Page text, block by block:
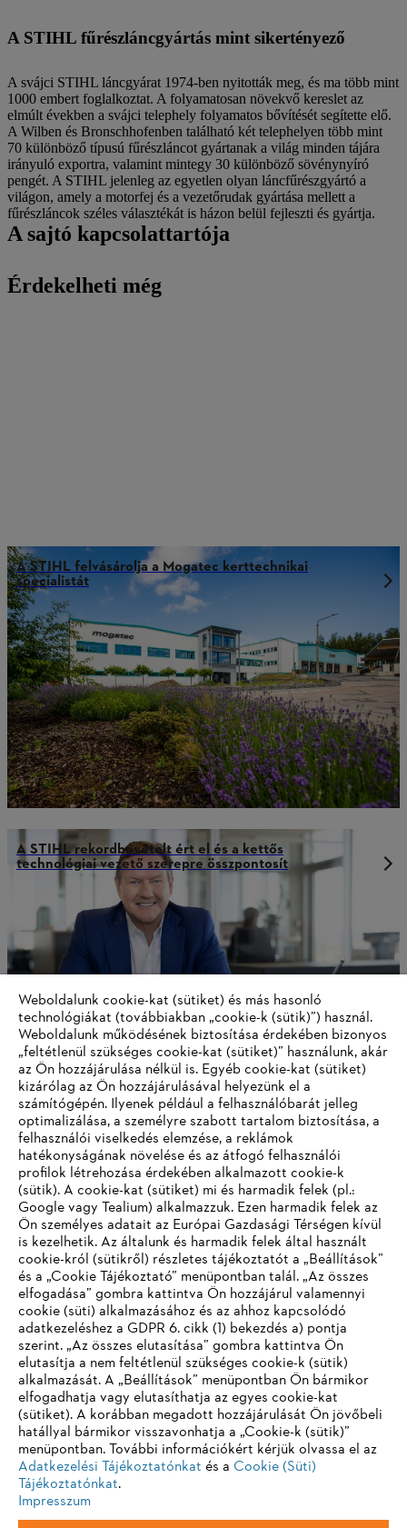
A STIHL fűrészláncgyártás mint sikertényező
A svájci STIHL láncgyárat 1974-ben nyitották meg, és ma több mint
1000 embert foglalkoztat. A folyamatosan növekvő kereslet az
elmúlt években a svájci telephely folyamatos bővítését segítette elő.
A Wilben és Bronschhofenben található két telephelyen több mint
70 különböző típusú fűrészláncot gyártanak a világ minden tájára
irányuló exportra, valamint mintegy 30 különböző sövénynyíró
pengét. A STIHL jelenleg az egyetlen olyan láncfűrészgyártó a
világon, amely a motorfej és a vezetőrudak gyártása mellett a
fűrészláncok széles választékát is házon belül fejleszti és gyártja.
A sajtó kapcsolattartója
Érdekelheti még
A STIHL felvásárolja a Mogatec kerttechnikai
specialistát
A STIHL rekordbevételt ért el és a kettős
technológiai vezető szerepre összpontosít
STIHL Svájcban
Információk a beszállítók számára
Termékek
Kapcsolat
Karrier
Bejelentő rendszer
Weboldalunk cookie-kat (sütiket) és más hasonló
technológiákat (továbbiakban „cookie-k (sütik)”) használ.
Weboldalunk működésének biztosítása érdekében bizonyos
„feltétlenül szükséges cookie-kat (sütiket)” használunk, akár
az Ön hozzájárulása nélkül is. Egyéb cookie-kat (sütiket)
kizárólag az Ön hozzájárulásával helyezünk el a
számítógépén. Ilyenek például a felhasználóbarát jelleg
optimalizálása, a személyre szabott tartalom biztosítása, a
felhasználói viselkedés elemzése, a reklámok
hatékonyságának növelése és az átfogó felhasználói
profilok létrehozása érdekében alkalmazott cookie-k
(sütik). A cookie-kat (sütiket) mi és harmadik felek (pl.:
Google vagy Tealium) alkalmazzuk. Ezen harmadik felek az
Ön személyes adatait az Európai Gazdasági Térségen kívül
is kezelhetik. Az általunk és harmadik felek által használt
cookie-król (sütikről) részletes tájékoztatót a „Beállítások”
és a „Cookie Tájékoztató” menüpontban talál. „Az összes
elfogadása” gombra kattintva Ön hozzájárul valamennyi
cookie (süti) alkalmazásához és az ahhoz kapcsolódó
adatkezeléshez a GDPR 6. cikk (1) bekezdés a) pontja
szerint. „Az összes elutasítása” gombra kattintva Ön
elutasítja a nem feltétlenül szükséges cookie-k (sütik)
alkalmazását. A „Beállítások” menüpontban Ön bármikor
elfogadhatja vagy elutasíthatja az egyes cookie-kat
(sütiket). A korábban megadott hozzájárulását Ön jövőbeli
hatállyal bármikor visszavonhatja a „Cookie-k (sütik)”
menüpontban. További információkért kérjük olvassa el az
Adatkezelési Tájékoztatónkat és a Cookie (Süti)
Tájékoztatónkat.
Impresszum